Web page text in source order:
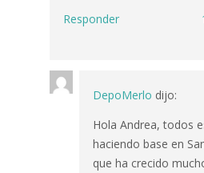
Responder
DepoMerlo dijo:
Hola Andrea, todos
haciendo base en
que ha crecido